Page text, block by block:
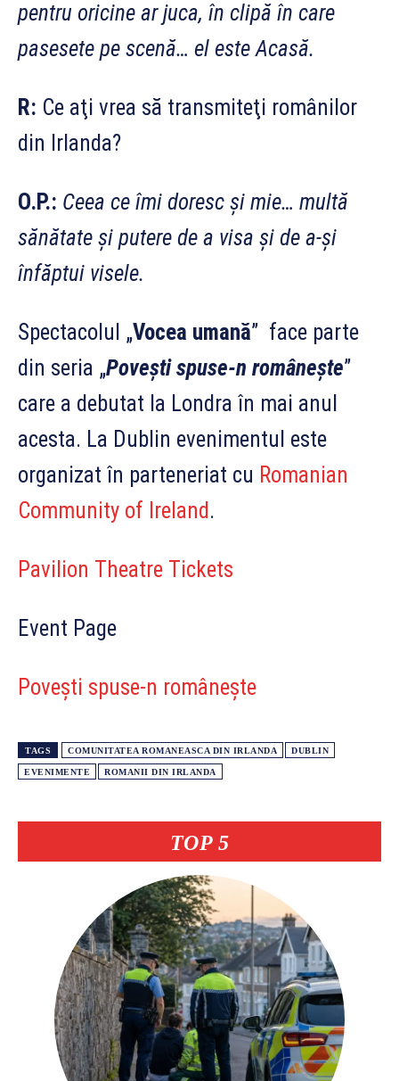
TOP 5
pentru oricine ar juca, în clipă în care
pasesete pe scenă… el este Acasă.
R: Ce aţi vrea să transmiteţi românilor
din Irlanda?
O.P.: Ceea ce îmi doresc şi mie… multă
sănătate şi putere de a visa şi de a-şi
înfăptui visele.
Spectacolul „Vocea umană” face parte
din seria „Poveşti spuse-n româneşte”
care a debutat la Londra în mai anul
acesta. La Dublin evenimentul este
organizat în parteneriat cu Romanian
Community of Ireland.
Pavilion Theatre Tickets
Event Page
Poveşti spuse-n româneşte
TAGS COMUNITATEA ROMANEASCA DIN IRLANDA DUBLIN
EVENIMENTE ROMANII DIN IRLANDA